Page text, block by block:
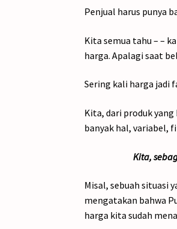
Penjual harus punya
Kita semua tahu – –
harga. Apalagi saat
Sering kali harga jadi
Kita, dari produk
banyak hal, variabel,
Kita,
Misal, sebuah situasi
mengatakan bahwa
harga kita sudah